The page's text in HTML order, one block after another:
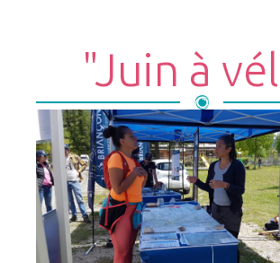
"Juin à